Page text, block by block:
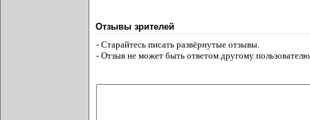
Отзывы зрителей
- Старайтесь писать развёрнутые отзывы.
- Отзыв не может быть ответом другому